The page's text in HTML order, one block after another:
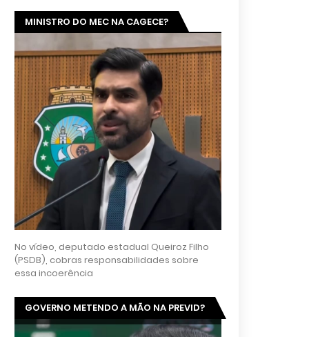
MINISTRO DO MEC NA CAGECE?
No vídeo, deputado estadual Queiroz Filho
(PSDB), cobras responsabilidades sobre
essa incoerência
GOVERNO METENDO A MÃO NA PREVID?